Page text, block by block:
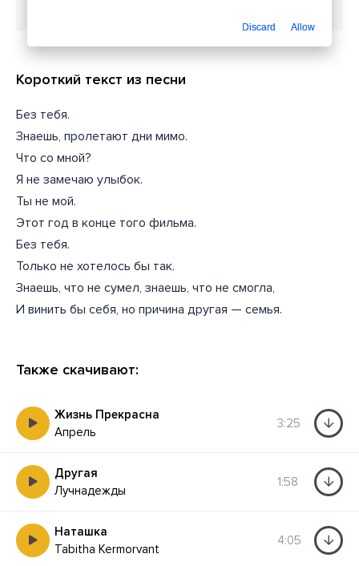
Короткий текст из песни
Без тебя.
Знаешь, пролетают дни мимо.
Что со мной?
Я не замечаю улыбок.
Ты не мой.
Этот год в конце того фильма.
Без тебя.
Только не хотелось бы так.
Знаешь, что не сумел, знаешь, что не смогла,
И винить бы себя, но причина другая — семья.
Также скачивают:
Жизнь Прекрасна
Апрель
3:25
Другая
Лучнадежды
1:58
Наташка
Tabitha Kermorvant
4:05
Discard Allow